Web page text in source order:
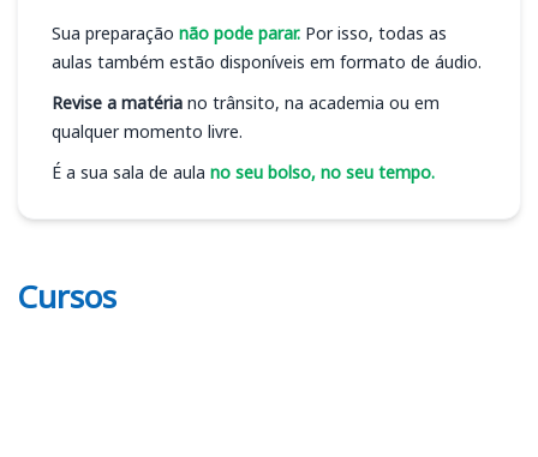
Sua preparação não pode parar. Por isso, todas as
aulas também estão disponíveis em formato de áudio.
Revise a matéria no trânsito, na academia ou em
qualquer momento livre.
É a sua sala de aula no seu bolso, no seu tempo.
Cursos